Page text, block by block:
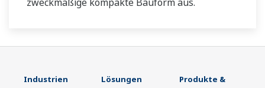
Industrien Lösungen
Produkte &